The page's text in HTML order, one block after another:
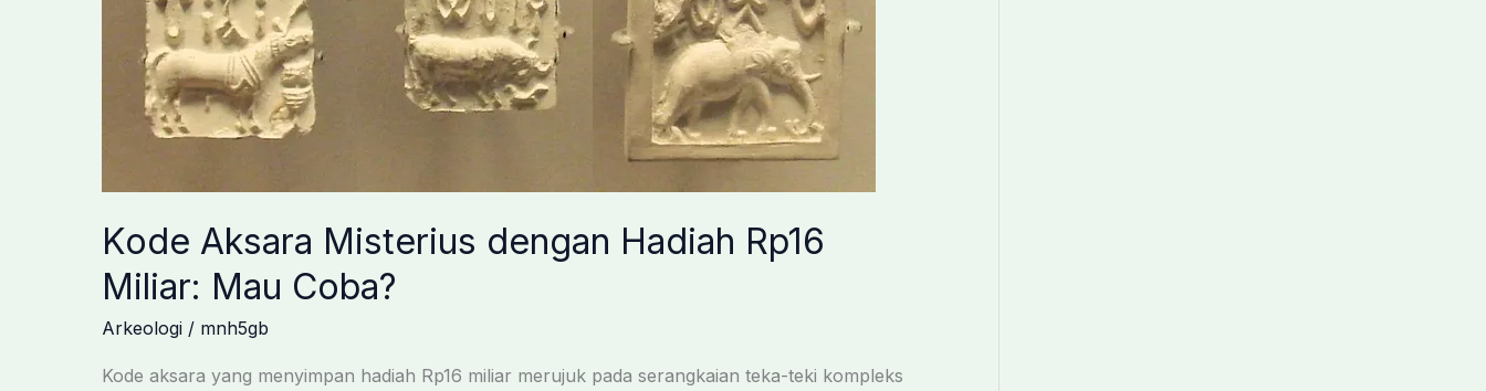
Kode Aksara Misterius dengan Hadiah Rp16
Miliar: Mau Coba?
Arkeologi / mnh5gb
Kode aksara yang menyimpan hadiah Rp16 miliar merujuk pada serangkaian teka-teki kompleks